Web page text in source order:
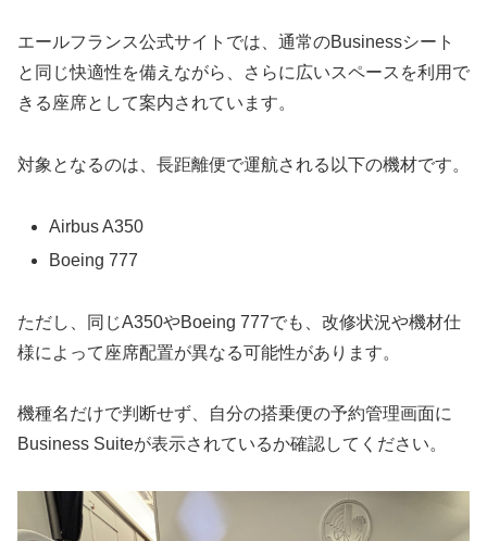
エールフランス公式サイトでは、通常のBusinessシート
と同じ快適性を備えながら、さらに広いスペースを利用で
きる座席として案内されています。
対象となるのは、長距離便で運航される以下の機材です。
Airbus A350
Boeing 777
ただし、同じA350やBoeing 777でも、改修状況や機材仕
様によって座席配置が異なる可能性があります。
機種名だけで判断せず、自分の搭乗便の予約管理画面に
Business Suiteが表示されているか確認してください。